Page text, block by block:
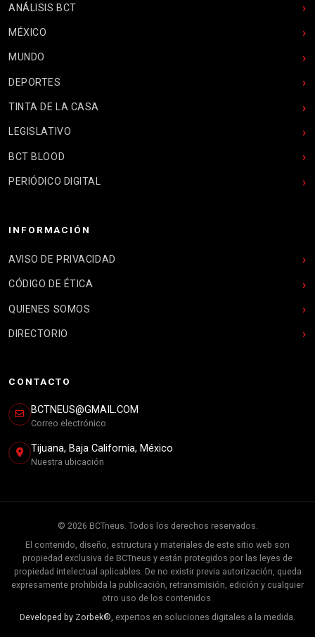
ANÁLISIS BCT
MÉXICO
MUNDO
DEPORTES
TINTA DE LA CASA
LEGISLATIVO
BCT BLOOD
PERIÓDICO DIGITAL
INFORMACIÓN
AVISO DE PRIVACIDAD
CÓDIGO DE ÉTICA
QUIENES SOMOS
DIRECTORIO
CONTACTO
BCTNEUS@GMAIL.COM
Correo electrónico
Tijuana, Baja California, México
Nuestra ubicación
© 2026 BCTneus. Todos los derechos reservados.
El contenido, diseño, estructura y materiales de este sitio web son
propiedad exclusiva de BCTneus y están protegidos por las leyes de
propiedad intelectual aplicables. De no existir previa autorización, queda
expresamente prohibida la publicación, retransmisión, edición y cualquier
otro uso de los contenidos.
Developed by Zorbek®, expertos en soluciones digitales a la medida.